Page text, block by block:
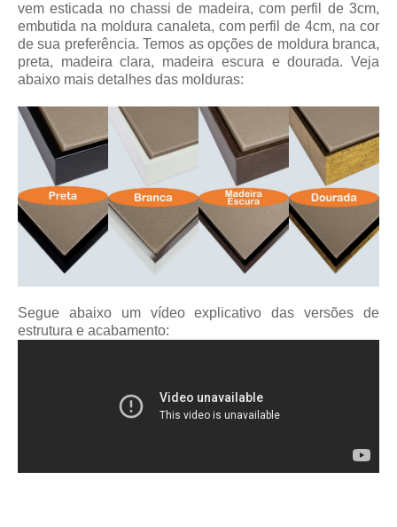
vem esticada no chassi de madeira, com perfil de 3cm,
embutida na moldura canaleta, com perfil de 4cm, na cor
de sua preferência. Temos as opções de moldura branca,
preta, madeira clara, madeira escura e dourada. Veja
abaixo mais detalhes das molduras:
Segue abaixo um vídeo explicativo das versões de
estrutura e acabamento: